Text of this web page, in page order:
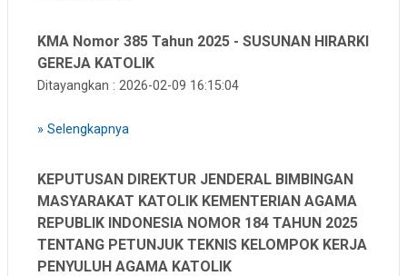
KMA Nomor 385 Tahun 2025 - SUSUNAN HIRARKI
GEREJA KATOLIK
Ditayangkan : 2026-02-09 16:15:04
» Selengkapnya
KEPUTUSAN DIREKTUR JENDERAL BIMBINGAN
MASYARAKAT KATOLIK KEMENTERIAN AGAMA
REPUBLIK INDONESIA NOMOR 184 TAHUN 2025
TENTANG PETUNJUK TEKNIS KELOMPOK KERJA
PENYULUH AGAMA KATOLIK